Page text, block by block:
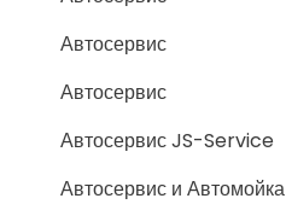
Автосервис
Автосервис
Автосервис JS-Service
Автосервис и Автомойка